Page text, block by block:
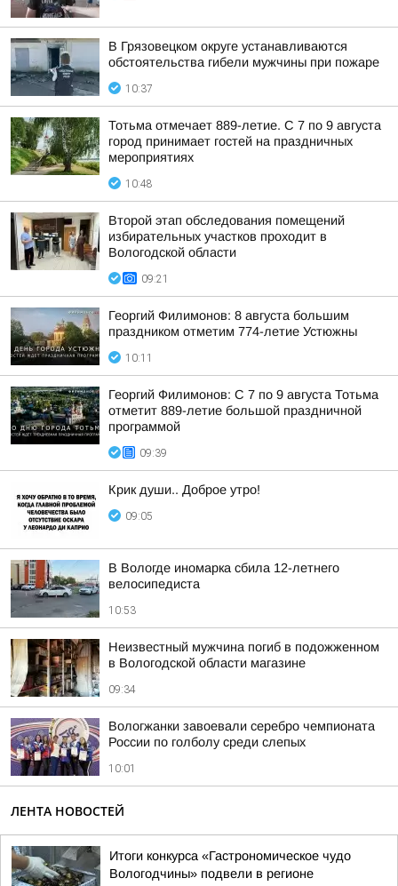
В Грязовецком округе устанавливаются
обстоятельства гибели мужчины при пожаре
10:37
Тотьма отмечает 889-летие. С 7 по 9 августа
город принимает гостей на праздничных
мероприятиях
10:48
Второй этап обследования помещений
избирательных участков проходит в
Вологодской области
09:21
Георгий Филимонов: 8 августа большим
праздником отметим 774-летие Устюжны
10:11
Георгий Филимонов: С 7 по 9 августа Тотьма
отметит 889-летие большой праздничной
программой
09:39
Крик души.. Доброе утро!
09:05
В Вологде иномарка сбила 12-летнего
велосипедиста
10:53
Неизвестный мужчина погиб в подожженном
в Вологодской области магазине
09:34
Вологжанки завоевали серебро чемпионата
России по голболу среди слепых
10:01
ЛЕНТА НОВОСТЕЙ
Итоги конкурса «Гастрономическое чудо
Вологодчины» подвели в регионе